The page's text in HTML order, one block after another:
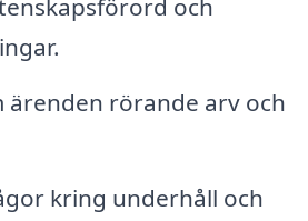
och
ärenden rörande arv och
kring underhåll och